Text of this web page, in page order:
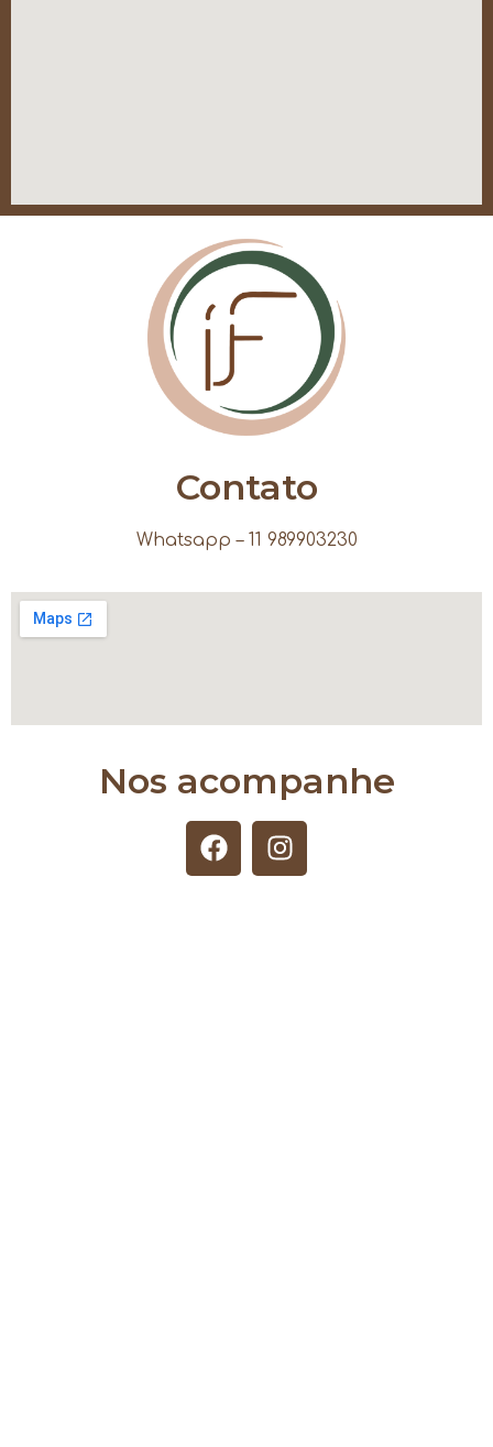
Contato
Whatsapp – 11 989903230
Nos acompanhe